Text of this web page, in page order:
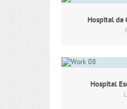
Hospital da
Hospital